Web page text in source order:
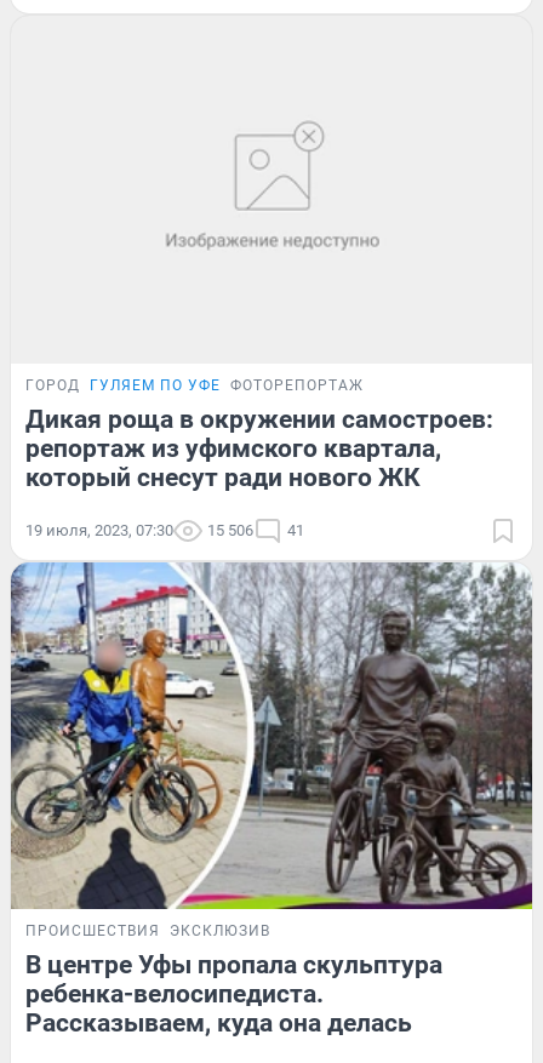
ГОРОД ГУЛЯЕМ ПО УФЕ ФОТОРЕПОРТАЖ
Дикая роща в окружении самостроев:
репортаж из уфимского квартала,
который снесут ради нового ЖК
19 июля, 2023, 07:30 15 506 41
ПРОИСШЕСТВИЯ ЭКСКЛЮЗИВ
В центре Уфы пропала скульптура
ребенка-велосипедиста.
Рассказываем, куда она делась